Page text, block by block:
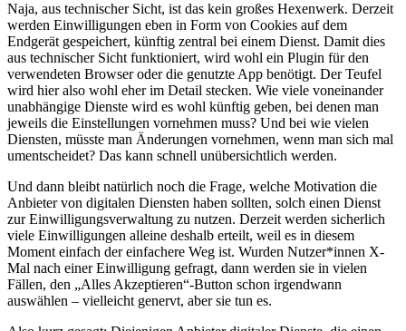
Naja, aus technischer Sicht, ist das kein großes Hexenwerk. Derzeit
werden Einwilligungen eben in Form von Cookies auf dem
Endgerät gespeichert, künftig zentral bei einem Dienst. Damit dies
aus technischer Sicht funktioniert, wird wohl ein Plugin für den
verwendeten Browser oder die genutzte App benötigt. Der Teufel
wird hier also wohl eher im Detail stecken. Wie viele voneinander
unabhängige Dienste wird es wohl künftig geben, bei denen man
jeweils die Einstellungen vornehmen muss? Und bei wie vielen
Diensten, müsste man Änderungen vornehmen, wenn man sich mal
umentscheidet? Das kann schnell unübersichtlich werden.
Und dann bleibt natürlich noch die Frage, welche Motivation die
Anbieter von digitalen Diensten haben sollten, solch einen Dienst
zur Einwilligungsverwaltung zu nutzen. Derzeit werden sicherlich
viele Einwilligungen alleine deshalb erteilt, weil es in diesem
Moment einfach der einfachere Weg ist. Wurden Nutzer*innen X-
Mal nach einer Einwilligung gefragt, dann werden sie in vielen
Fällen, den „Alles Akzeptieren“-Button schon irgendwann
auswählen – vielleicht genervt, aber sie tun es.